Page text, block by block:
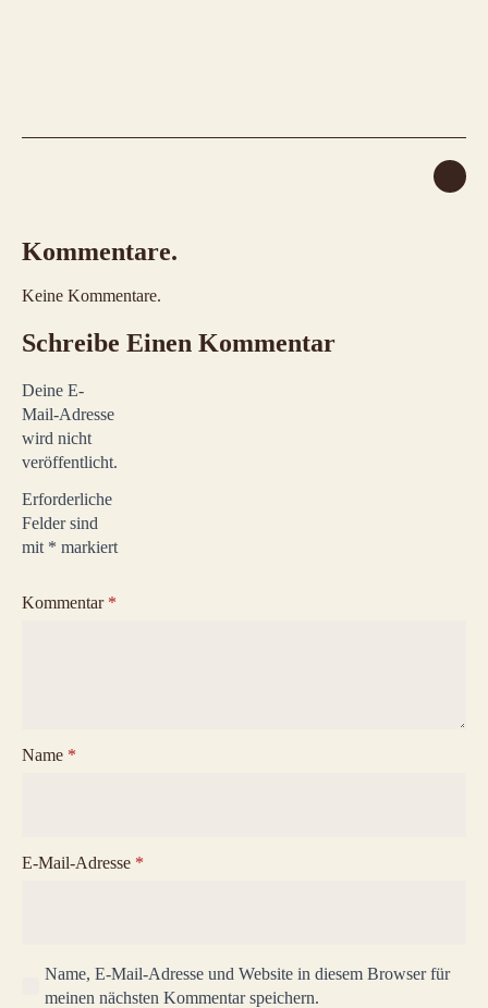
Kommentare.
Keine Kommentare.
Schreibe Einen Kommentar
Deine E-
Mail-Adresse
wird nicht
veröffentlicht.
Erforderliche
Felder sind
mit * markiert
Kommentar *
Name *
E-Mail-Adresse *
Name, E-Mail-Adresse und Website in diesem Browser für
meinen nächsten Kommentar speichern.